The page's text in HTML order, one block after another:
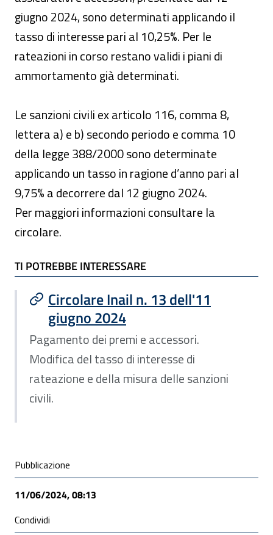
giugno 2024, sono determinati applicando il
tasso di interesse pari al 10,25%. Per le
rateazioni in corso restano validi i piani di
ammortamento già determinati.
Le sanzioni civili ex articolo 116, comma 8,
lettera a) e b) secondo periodo e comma 10
della legge 388/2000 sono determinate
applicando un tasso in ragione d’anno pari al
9,75% a decorrere dal 12 giugno 2024.
Per maggiori informazioni consultare la
circolare.
TI POTREBBE INTERESSARE
TI POTREBBE INTERESSARE
Circolare Inail n. 13 dell'11
giugno 2024
Pagamento dei premi e accessori.
Modifica del tasso di interesse di
rateazione e della misura delle sanzioni
civili.
Condivisione social
Pubblicazione
11/06/2024, 08:13
Condividi